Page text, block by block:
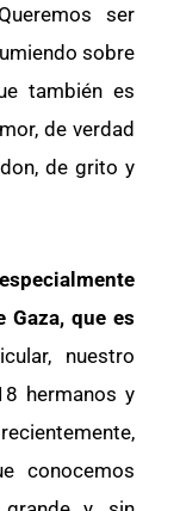
ser
sobre
también es
de verdad
de grito y
especialmente
Gaza, que es
nuestro
hermanos y
conocemos